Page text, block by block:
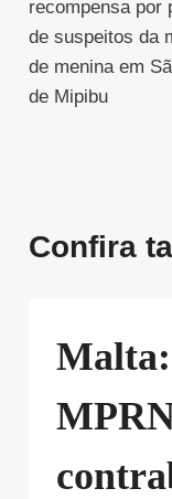
Post
recompensa por
de suspeitos da
de menina em
de Mipibu
Confira
Malta: